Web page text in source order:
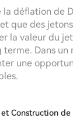
déflation de
que des
la valeur du
Dans
une
Construction de